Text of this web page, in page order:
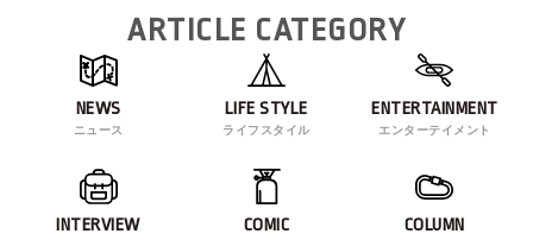
ARTICLE CATEGORY
NEWS
ニュース
LIFE STYLE
ライフスタイル
ENTERTAINMENT
エンターテイメント
INTERVIEW COMIC COLUMN